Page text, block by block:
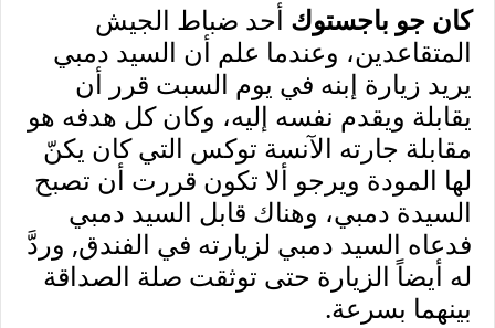
كان جو باجستوك أحد ضباط الجيش
المتقاعدين، وعندما علم أن السيد دمبي
يريد زيارة إبنه في يوم السبت قرر أن
يقابلة ويقدم نفسه إليه، وكان كل هدفه هو
مقابلة جارته الآنسة توكس التي كان يكنّ
لها المودة ويرجو ألا تكون قررت أن تصبح
السيدة دمبي، وهناك قابل السيد دمبي
فدعاه السيد دمبي لزيارته في الفندق, وردَّ
له أيضاً الزيارة حتى توثقت صلة الصداقة
بينهما بسرعة.